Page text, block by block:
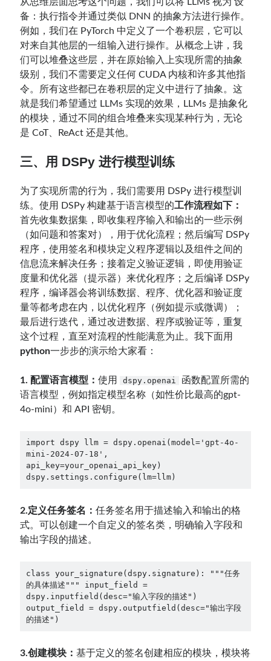
备：执行指令并通过类似 DNN 的抽象方法进行操作。
例如，我们在 PyTorch 中定义了一个卷积层，它可以
对来自其他层的一组输入进行操作。从概念上讲，我
们可以堆叠这些层，并在原始输入上实现所需的抽象
级别，我们不需要定义任何 CUDA 内核和许多其他指
令。所有这些都已在卷积层的定义中进行了抽象。这
就是我们希望通过 LLMs 实现的效果，LLMs 是抽象化
的模块，通过不同的组合堆叠来实现某种行为，无论
是 CoT、ReAct 还是其他。
三、用 DSPy 进行模型训练
为了实现所需的行为，我们需要用 DSPy 进行模型训
练。使用 DSPy 构建基于语言模型的工作流程如下：
首先收集数据集，即收集程序输入和输出的一些示例
（如问题和答案对），用于优化流程；然后编写 DSPy
程序，使用签名和模块定义程序逻辑以及组件之间的
信息流来解决任务；接着定义验证逻辑，即使用验证
度量和优化器（提示器）来优化程序；之后编译 DSPy
程序，编译器会将训练数据、程序、优化器和验证度
量等都考虑在内，以优化程序（例如提示或微调）；
最后进行迭代，通过改进数据、程序或验证等，重复
这个过程，直至对流程的性能满意为止。我下面用
python一步步的演示给大家看：
1. 配置语言模型：使用 dspy.openai
函数配置所需的
语言模型，例如指定模型名称（如性价比最高的gpt-
4o-mini）和 API 密钥。
import dspy llm = dspy.openai(model='gpt-4o-
mini-2024-07-18',
api_key=your_openai_api_key)
dspy.settings.configure(lm=llm)
2.定义任务签名：任务签名用于描述输入和输出的格
式。可以创建一个自定义的签名类，明确输入字段和
输出字段的描述。
class your_signature(dspy.signature): """任务
的具体描述""" input_field =
dspy.inputfield(desc="输入字段的描述")
output_field = dspy.outputfield(desc="输出字段
的描述")
3.创建模块：基于定义的签名创建相应的模块，模块将